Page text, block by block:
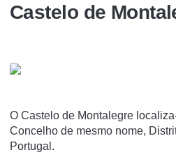
Castelo de
O Castelo de Montalegre
Concelho de mesmo nome,
Portugal.